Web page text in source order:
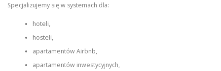
Specjalizujemy się w systemach dla:
hoteli,
hosteli,
apartamentów Airbnb,
apartamentów inwestycyjnych,